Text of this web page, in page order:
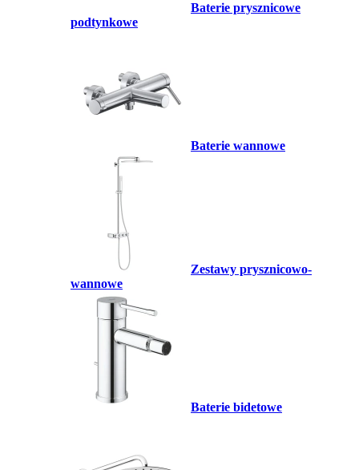
Baterie prysznicowe
podtynkowe
Baterie wannowe
Zestawy prysznicowo-
wannowe
Baterie bidetowe